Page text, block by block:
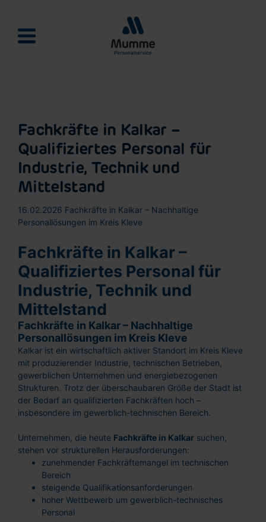
Mumme Personalservie
Fachkräfte in Kalkar –
Qualifiziertes Personal für
Industrie, Technik und
Mittelstand
16.02.2026 Fachkräfte in Kalkar – Nachhaltige
Personallösungen im Kreis Kleve
Fachkräfte in Kalkar –
Qualifiziertes Personal für
Industrie, Technik und
Mittelstand
Fachkräfte in Kalkar – Nachhaltige
Personallösungen im Kreis Kleve
Kalkar ist ein wirtschaftlich aktiver Standort im Kreis Kleve
mit produzierender Industrie, technischen Betrieben,
gewerblichen Unternehmen und energiebezogenen
Strukturen. Trotz der überschaubaren Größe der Stadt ist
der Bedarf an qualifizierten Fachkräften hoch –
insbesondere im gewerblich-technischen Bereich.
Unternehmen, die heute Fachkräfte in Kalkar suchen,
stehen vor strukturellen Herausforderungen:
zunehmender Fachkräftemangel im technischen
Bereich
steigende Qualifikationsanforderungen
hoher Wettbewerb um gewerblich-technisches
Personal